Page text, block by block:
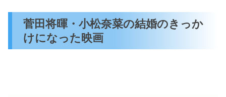
菅田将暉・小松奈菜の結婚のきっか
けになった映画